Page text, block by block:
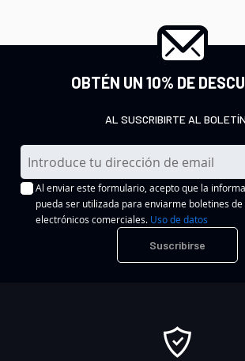
OBTÉN UN 10% DE
AL SUSCRIBIRTE AL BOLETÍN.
I
n
s
Al enviar este formulario, acepto que la
pueda ser utilizada para enviarme boletines
electrónicos comerciales. Uso de datos
Suscribirse